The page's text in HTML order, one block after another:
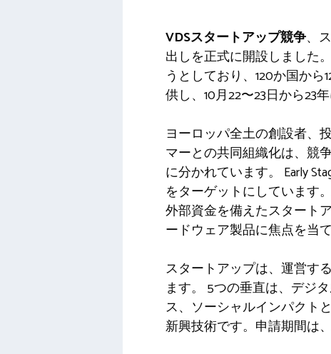
VDSスタートアップ競争、
出しを正式に開設しました
うとしており、120か国か
供し、10月22〜23日から23
ヨーロッパ全土の創設者、
マーとの共同組織化は、競
に分かれています。 Early
をターゲットにしています
外部資金を備えたスタート
ードウェア製品に焦点を当
スタートアップは、運営す
ます。 5つの垂直は、デジ
ス、ソーシャルインパクト
新興技術です。申請期間は